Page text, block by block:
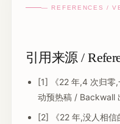
— REFERENCES /
引用来源 /
[1] 《22 年,4 次归
动预热稿 / Backwall
[2] 《22 年,没人相信